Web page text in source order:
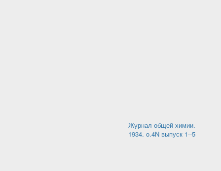
Журнал общей химии.
1934. o.4N выпуск 1--5